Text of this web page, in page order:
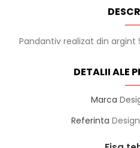
Pandantiv realizat din argint
DETALII ALE
Marca
Referinta